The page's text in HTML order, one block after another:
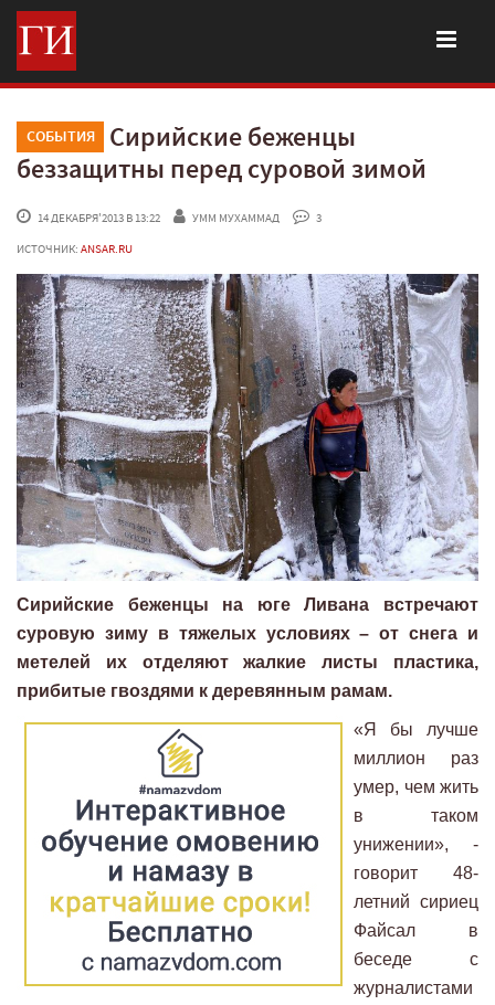
СОБЫТИЯ
Сирийские беженцы
беззащитны перед суровой зимой
14 ДЕКАБРЯ'2013 В 13:22 УММ МУХАММАД
3
ИСТОЧНИК: ANSAR.RU
Сирийские беженцы на юге Ливана встречают
суровую зиму в тяжелых условиях – от снега и
метелей их отделяют жалкие листы пластика,
прибитые гвоздями к деревянным рамам.
«Я бы лучше
миллион раз
умер, чем жить
в таком
унижении», -
говорит 48-
летний сириец
Файсал в
беседе с
журналистами